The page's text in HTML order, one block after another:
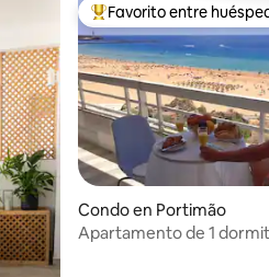
Favorito entre
Favorito entre
Condo en Portimão
Apartamento de 1